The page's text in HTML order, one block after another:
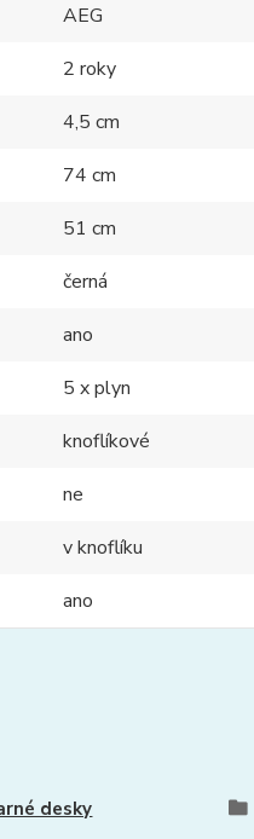
AEG
2 roky
4,5 cm
74 cm
51 cm
černá
ano
5 x plyn
knoflíkové
ne
v knoflíku
ano
desky